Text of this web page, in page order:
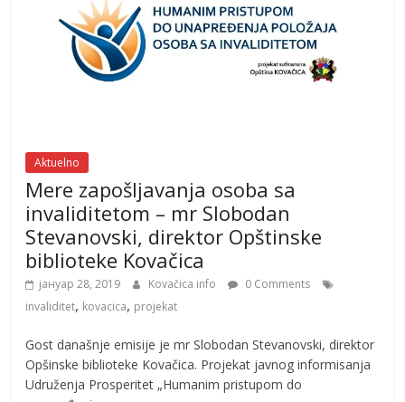
Aktuelno
Mere zapošljavanja osoba sa
invaliditetom – mr Slobodan
Stevanovski, direktor Opštinske
biblioteke Kovačica
јануар 28, 2019 Kovačica info
0 Comments
invaliditet, kovacica, projekat
Gost današnje emisije je mr Slobodan Stevanovski, direktor
Opšinske biblioteke Kovačica. Projekat javnog informisanja
Udruženja Prosperitet „Humanim pristupom do